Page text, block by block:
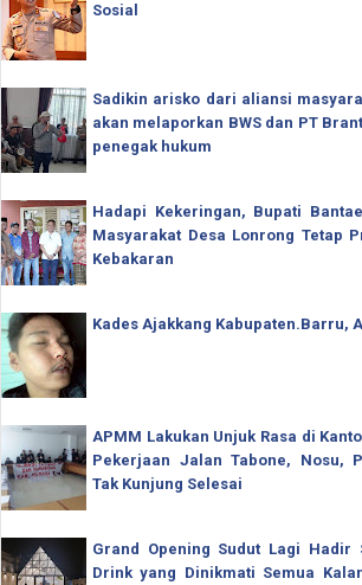
Sosial
Sadikin arisko dari aliansi
akan melaporkan BWS dan PT
penegak hukum
Hadapi Kekeringan, Bupati
Masyarakat Desa Lonrong Tetap
Kebakaran
Kades Ajakkang Kabupaten.Barru,
APMM Lakukan Unjuk Rasa di
Pekerjaan Jalan Tabone, Nosu,
Tak Kunjung Selesai
Grand Opening Sudut Lagi Hadir
Drink yang Dinikmati Semua